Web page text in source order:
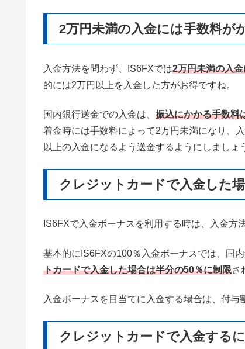
2万円未満の入金には手数料が
入金方法を問わず、IS6FXでは2万円未満の入
的には2万円以上を入金した方がお得ですね。
国内銀行送金での入金は、 振込にかかる手数料
着金時には手数料によって2万円未満になり、
以上の入金になるよう送金するようにしましょ
クレジットカードで入金した
IS6FXで入金ボーナスを利用する時は、入金方
基本的にIS6FXの100％入金ボーナスでは、国
トカードで入金した場合は半分の50％に制限さ
入金ボーナスを目当てに入金する場合は、付与
クレジットカードで入金する